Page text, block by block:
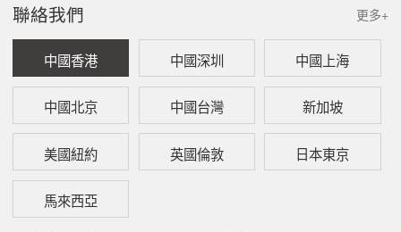
聯絡我們
更多+
聯絡我們
中國香港 中國深圳 中國上海
中國北京 中國台灣 新加坡
美國紐約 英國倫敦 日本東京
馬來西亞